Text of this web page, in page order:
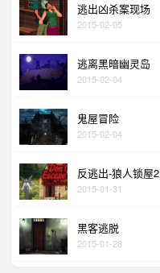
逃出凶杀案现场
2015-02-05
逃离黑暗幽灵岛
2015-02-04
鬼屋冒险
2015-02-04
反逃出-狼人锁屋2
2015-01-31
黑客逃脱
2015-01-28